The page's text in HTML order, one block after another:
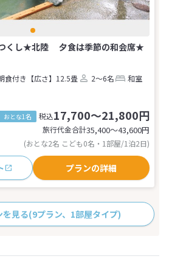
つくし★北陸 夕食は季節の和会席★
食付き 【広さ】12.5畳 2～6名
和室
おとな1名 税込17,700～21,800円
旅行代金合計35,400〜43,600円
(おとな2名 こども0名・1部屋/1泊2日)
プランの詳細
を見る(9プラン、1部屋タイプ)